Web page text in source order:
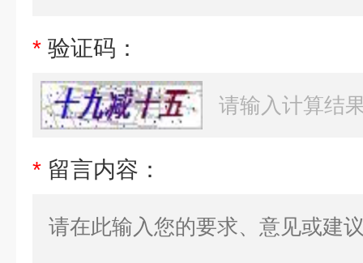
* 验证码：
* 留言内容：